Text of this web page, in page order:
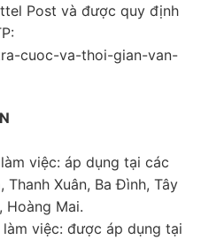
Post và được quy định
cuoc-va-thoi-gian-van-
việc: áp dụng tại các
Thanh Xuân, Ba Đình, Tây
Hoàng Mai.
việc: được áp dụng tại